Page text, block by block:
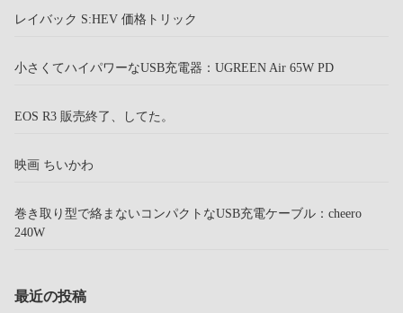
レイバック S:HEV 価格トリック
小さくてハイパワーなUSB充電器：UGREEN Air 65W PD
EOS R3 販売終了、してた。
映画 ちいかわ
巻き取り型で絡まないコンパクトなUSB充電ケーブル：cheero
240W
最近の投稿